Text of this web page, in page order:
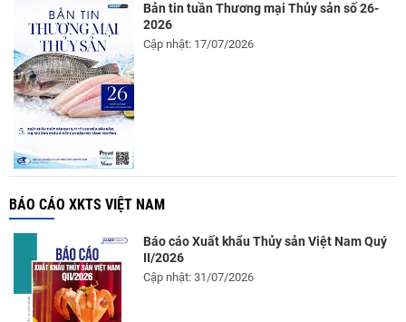
Bản tin tuần Thương mại Thủy sản số 26-
2026
Cập nhật: 17/07/2026
BÁO CÁO XKTS VIỆT NAM
Báo cáo Xuất khẩu Thủy sản Việt Nam Quý
II/2026
Cập nhật: 31/07/2026